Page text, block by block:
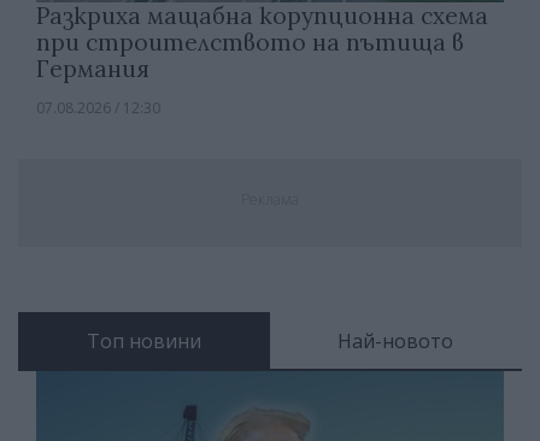
Разкриха мащабна корупционна схема
при строителството на пътища в
Германия
07.08.2026 / 12:30
Топ новини Най-новото